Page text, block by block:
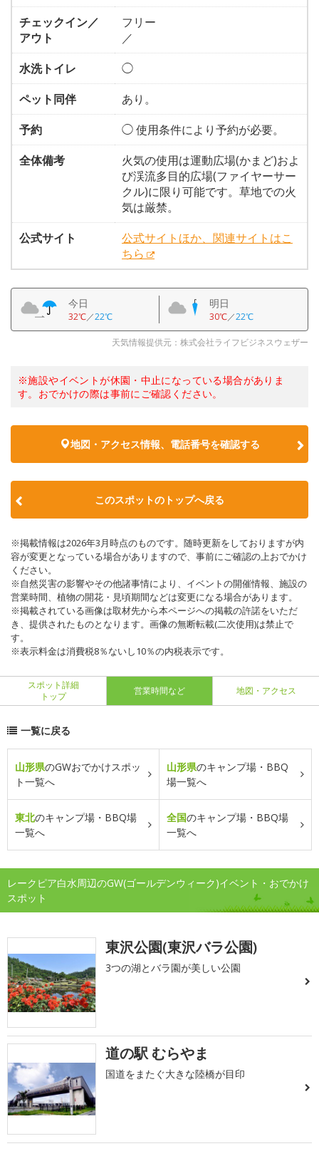
チェックイン／
アウト
フリー
／
水洗トイレ
◯
ペット同伴
あり。
予約
◯ 使用条件により予約が必要。
全体備考
火気の使用は運動広場(かまど)およ
び渓流多目的広場(ファイヤーサー
クル)に限り可能です。草地での火
気は厳禁。
公式サイト
公式サイトほか、関連サイトはこ
ちら
今日
32℃／22℃
明日
30℃／22℃
天気情報提供元：株式会社ライフビジネスウェザー
※施設やイベントが休園・中止になっている場合がありま
す。おでかけの際は事前にご確認ください。
地図・アクセス情報、電話番号を確認する
このスポットのトップへ戻る
※掲載情報は2026年3月時点のものです。随時更新をしておりますが内
容が変更となっている場合がありますので、事前にご確認の上おでかけ
ください。
※自然災害の影響やその他諸事情により、イベントの開催情報、施設の
営業時間、植物の開花・見頃期間などは変更になる場合があります。
※掲載されている画像は取材先から本ページへの掲載の許諾をいただ
き、提供されたものとなります。画像の無断転載(二次使用)は禁止で
す。
※表示料金は消費税8％ないし10％の内税表示です。
スポット詳細
トップ
営業時間など 地図・アクセス
一覧に戻る
山形県のGWおでかけスポッ
ト一覧へ
山形県のキャンプ場・BBQ
場一覧へ
東北のキャンプ場・BBQ場
一覧へ
全国のキャンプ場・BBQ場
一覧へ
レークピア白水周辺のGW(ゴールデンウィーク)イベント・おでかけ
スポット
東沢公園(東沢バラ公園)
3つの湖とバラ園が美しい公園
道の駅 むらやま
国道をまたぐ大きな陸橋が目印